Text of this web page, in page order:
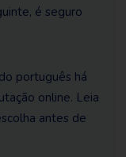
é seguro
português há
online. Leia
antes de